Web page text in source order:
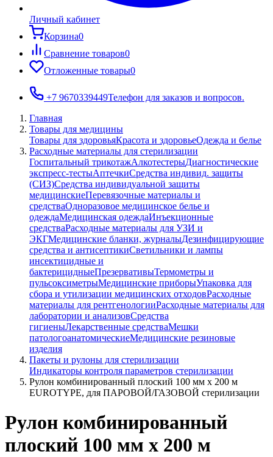
Личный кабинет
Корзина0
Сравнение товаров0
Отложенные товары0
+7 9670339449Телефон для заказов и вопросов.
Главная
Товары для медицины
Товары для здоровьяКрасота и здоровьеОдежда и белье
Расходные материалы для стерилизации
Госпитальный трикотажАлкотестерыДиагностические
экспресс-тестыАптечкиСредства индивид. защиты
(СИЗ)Средства индивидуальной защиты
медицинскиеПеревязочные материалы и
средстваОдноразовое медицинское белье и
одеждаМедицинская одеждаИнъекционные
средстваРасходные материалы для УЗИ и
ЭКГМедицинские бланки, журналыДезинфицирующие
средства и антисептикиСветильники и лампы
инсектицидные и
бактерицидныеПрезервативыТермометры и
пульсоксиметрыМедицинские приборыУпаковка для
сбора и утилизации медицинских отходовРасходные
материалы для рентгенологииРасходные материалы для
лаборатории и анализовСредства
гигиеныЛекарственные средстваМешки
патологоанатомическиеМедицинские резиновые
изделия
Пакеты и рулоны для стерилизации
Индикаторы контроля параметров стерилизации
Рулон комбинированный плоский 100 мм х 200 м
EUROTYPE, для ПАРОВОЙ/ГАЗОВОЙ стерилизации
Рулон комбинированный
плоский 100 мм х 200 м